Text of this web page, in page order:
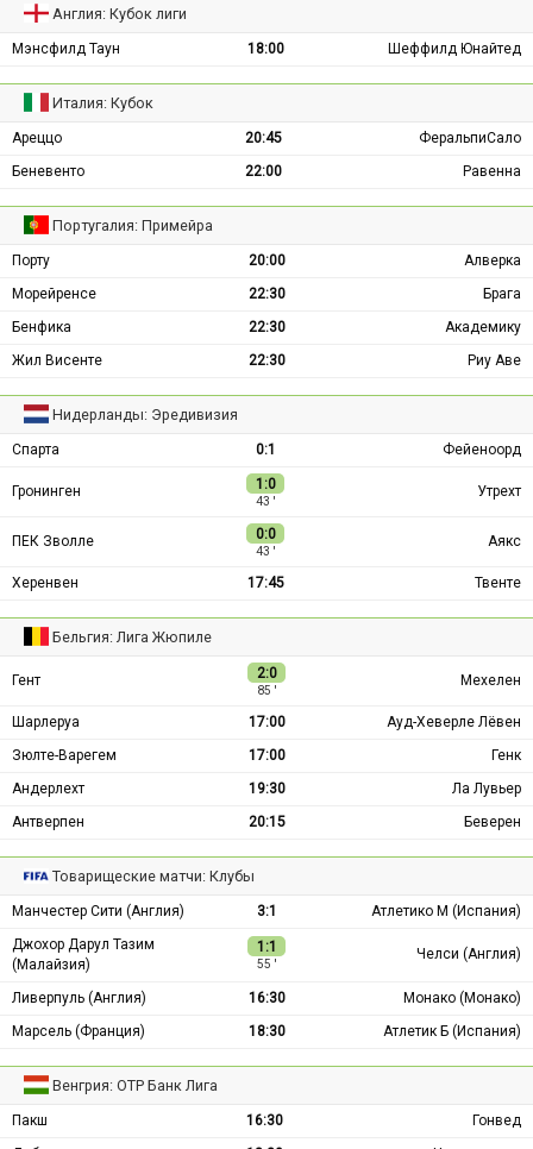
Англия: Кубок лиги
Мэнсфилд Таун 18:00 Шеффилд Юнайтед
Италия: Кубок
Ареццо 20:45
ФеральпиСало
Беневенто
22:00 Равенна
Португалия: Примейра
Порту 20:00
Алверка
Морейренсе
22:30
Брага
Бенфика
22:30
Академику
Жил Висенте
22:30 Риу Аве
Нидерланды: Эредивизия
Спарта 0:1 Фейеноорд
Гронинген 1:0
43 ′
Утрехт
ПЕК Зволле 0:0
43 ′
Аякс
Херенвен 17:45 Твенте
Бельгия: Лига Жюпиле
Гент 2:0
85 ′
Мехелен
Шарлеруа 17:00
Ауд-Хеверле Лёвен
Зюлте-Варегем
17:00
Генк
Андерлехт
19:30
Ла Лувьер
Антверпен
20:15 Беверен
Товарищеские матчи: Клубы
Манчестер Сити (Англия) 3:1
Атлетико М (Испания)
Джохор Дарул Тазим
(Малайзия)
1:1
55 ′
Челси (Англия)
Ливерпуль (Англия) 16:30
Монако (Монако)
Марсель (Франция)
18:30 Атлетик Б (Испания)
Венгрия: ОТР Банк Лига
Пакш 16:30
Гонвед